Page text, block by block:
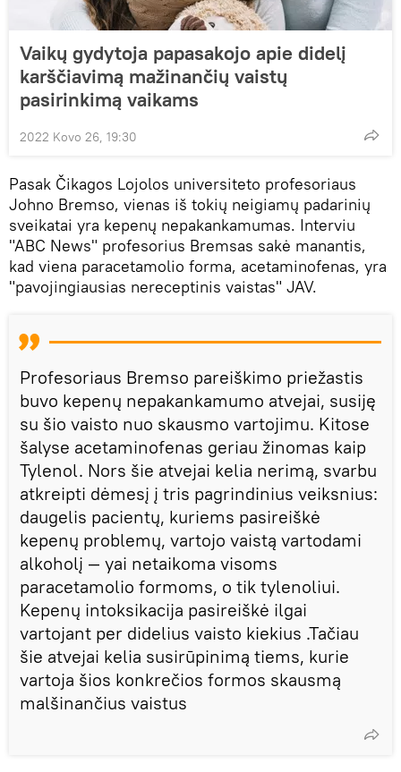
Vaikų gydytoja papasakojo apie didelį
karščiavimą mažinančių vaistų
pasirinkimą vaikams
2022 Kovo 26, 19:30
Pasak Čikagos Lojolos universiteto profesoriaus
Johno Bremso, vienas iš tokių neigiamų padarinių
sveikatai yra kepenų nepakankamumas. Interviu
"ABC News" profesorius Bremsas sakė manantis,
kad viena paracetamolio forma, acetaminofenas, yra
"pavojingiausias nereceptinis vaistas" JAV.
Profesoriaus Bremso pareiškimo priežastis
buvo kepenų nepakankamumo atvejai, susiję
su šio vaisto nuo skausmo vartojimu. Kitose
šalyse acetaminofenas geriau žinomas kaip
Tylenol. Nors šie atvejai kelia nerimą, svarbu
atkreipti dėmesį į tris pagrindinius veiksnius:
daugelis pacientų, kuriems pasireiškė
kepenų problemų, vartojo vaistą vartodami
alkoholį — yai netaikoma visoms
paracetamolio formoms, o tik tylenoliui.
Kepenų intoksikacija pasireiškė ilgai
vartojant per didelius vaisto kiekius .Tačiau
šie atvejai kelia susirūpinimą tiems, kurie
vartoja šios konkrečios formos skausmą
malšinančius vaistus